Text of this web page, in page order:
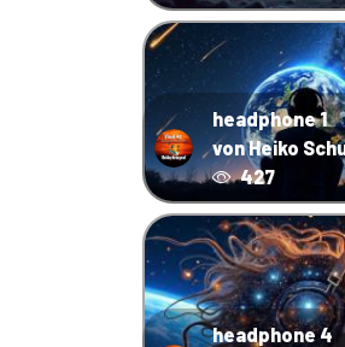
headphone 1
von Heiko
427
headphone 4